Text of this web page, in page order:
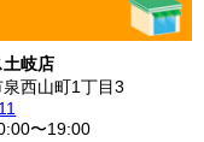
土岐店
西山町1丁目3
〜19:00